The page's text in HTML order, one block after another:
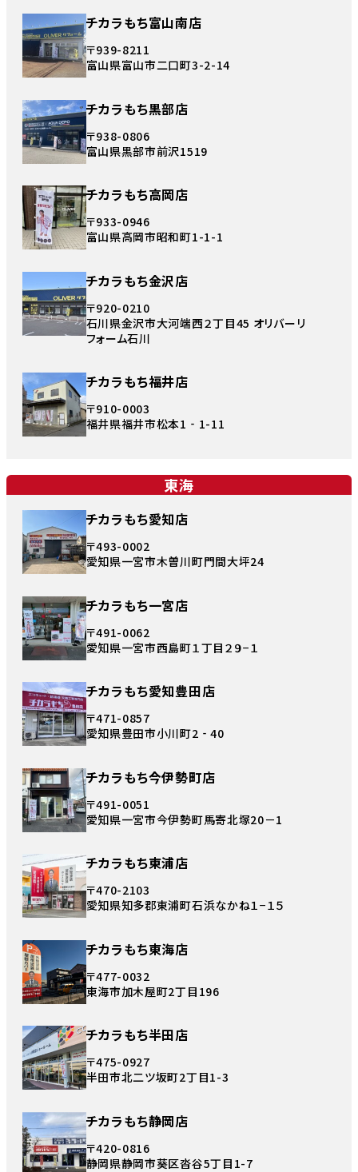
チカラもち富山南店
〒939-8211
富山県富山市二口町3-2-14
チカラもち黒部店
〒938-0806
富山県黒部市前沢1519
チカラもち高岡店
〒933-0946
富山県高岡市昭和町1-1-1
チカラもち金沢店
〒920-0210
石川県金沢市大河端西２丁目45 オリバーリ
フォーム石川
チカラもち福井店
〒910-0003
福井県福井市松本1‐1-11
東海
チカラもち愛知店
〒493-0002
愛知県一宮市木曽川町門間大坪24
チカラもち一宮店
〒491-0062
愛知県一宮市西島町１丁目２９−１
チカラもち愛知豊田店
〒471-0857
愛知県豊田市小川町2‐40
チカラもち今伊勢町店
〒491-0051
愛知県一宮市今伊勢町馬寄北塚20－1
チカラもち東浦店
〒470-2103
愛知県知多郡東浦町石浜なかね１−１５
チカラもち東海店
〒477-0032
東海市加木屋町2丁目196
チカラもち半田店
〒475-0927
半田市北二ツ坂町2丁目1-3
チカラもち静岡店
〒420-0816
静岡県静岡市葵区沓谷5丁目1-7